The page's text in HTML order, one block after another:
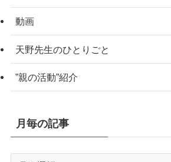
動画
天野先生のひとりごと
”親の活動”紹介
月毎の記事